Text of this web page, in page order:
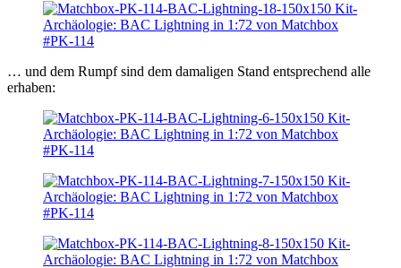
… und dem Rumpf sind dem damaligen Stand entsprechend alle
erhaben: